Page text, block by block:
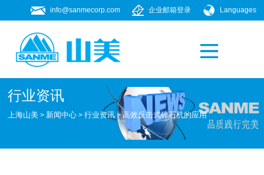
Languages
企业邮箱登录
info@sanmecorp.com
行业资讯
上海山美 > 新闻中心 >行业资讯 >高效反击式碎石机的应用